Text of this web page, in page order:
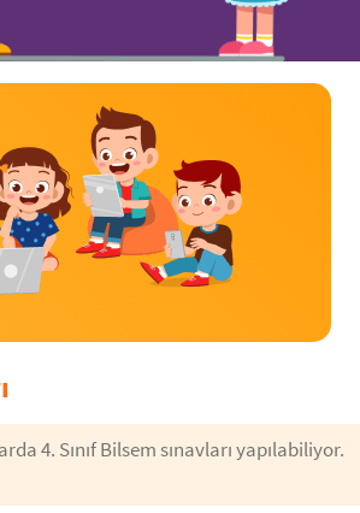
4. Sınıf Bilsem sınavları yapılabiliyor.